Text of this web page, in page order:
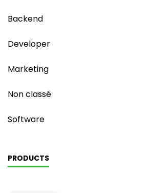
Backend
Developer
Marketing
Non classé
Software
PRODUCTS